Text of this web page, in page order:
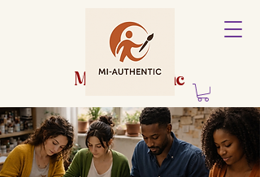
Holistisch
centrum
Mi-Authentic